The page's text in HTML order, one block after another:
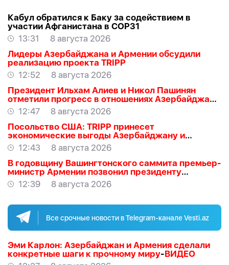
Кабул обратился к Баку за содействием в
участии Афганистана в COP31
13:31
8 августа 2026
Лидеры Азербайджана и Армении обсудили
реализацию проекта TRIPP
12:52
8 августа 2026
Президент Ильхам Алиев и Никол Пашинян
отметили прогресс в отношениях Азербайджана
и Армении
12:47
8 августа 2026
Посольство США: TRIPP принесет
экономические выгоды Азербайджану и
региону
12:43
8 августа 2026
В годовщину Вашингтонского саммита премьер-
министр Армении позвонил президенту
Азербайджана Ильхаму Алиеву
12:39 8 августа 2026
Все срочные новости в Telegram-канале Vesti.az
Эми Карлон: Азербайджан и Армения сделали
конкретные шаги к прочному миру-ВИДЕО